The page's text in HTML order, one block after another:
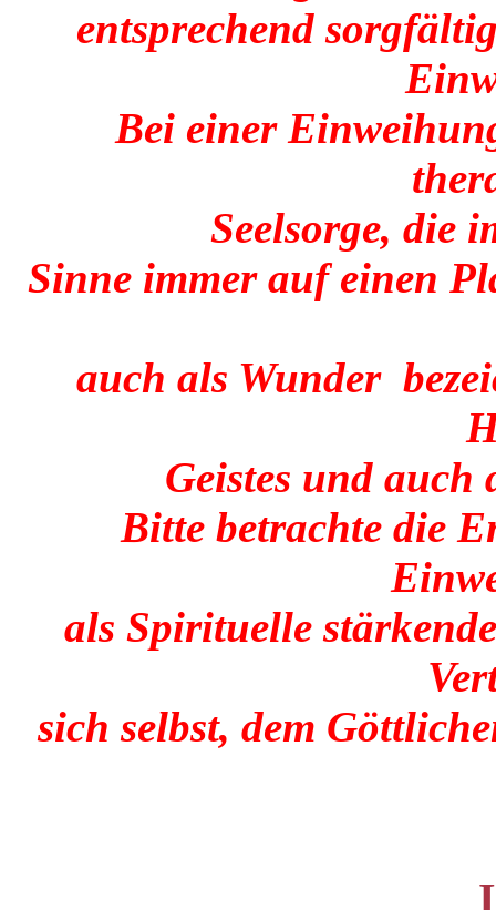
entsprechend
Bei einer
Seelsorge, die
Sinne immer auf einen
auch als Wunder
Geistes und
Bitte betrachte die
als Spirituelle
sich selbst, dem